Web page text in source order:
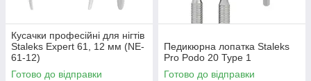
Кусачки професійні для нігтів
Staleks Expert 61, 12 мм (NE-
61-12)
Готово до відправки
Педикюрна лопатка Staleks
Pro Podo 20 Type 1
Готово до відправки